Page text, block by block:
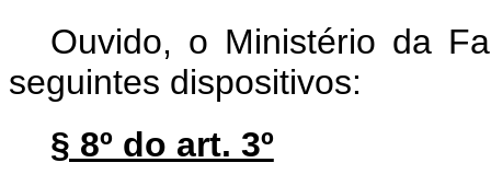
Ouvido, o Ministério da
seguintes dispositivos:
§ 8º do art. 3º